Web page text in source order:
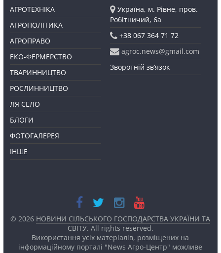
АГРОТЕХНІКА
АГРОПОЛІТИКА
АГРОПРАВО
ЕКО-ФЕРМЕРСТВО
ТВАРИННИЦТВО
РОСЛИННИЦТВО
ЛЯ СЕЛО
БЛОГИ
ФОТОГАЛЕРЕЯ
ІНШЕ
Україна, м. Рівне, пров.
Робітничий, 6а
+38 067 364 71 72
agroc.news@gmail.com
Зворотній зв’язок
© 2026 НОВИНИ СІЛЬСЬКОГО ГОСПОДАРСТВА УКРАЇНИ ТА
СВІТУ. All rights reserved.
Використання усіх матеріалів, розміщених на
інформаційному порталі "News Агро-Центр" можливе